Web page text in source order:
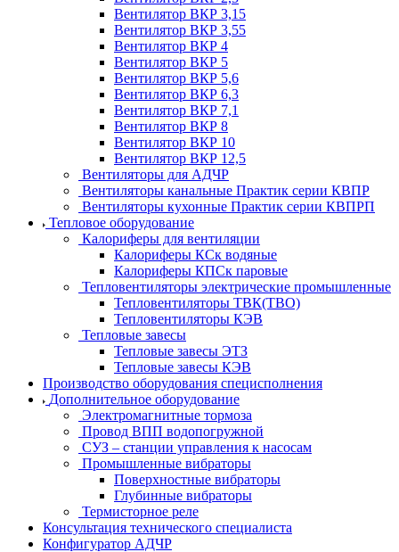
Вентилятор ВКР 3,15
Вентилятор ВКР 3,55
Вентилятор ВКР 4
Вентилятор ВКР 5
Вентилятор ВКР 5,6
Вентилятор ВКР 6,3
Вентилятор ВКР 7,1
Вентилятор ВКР 8
Вентилятор ВКР 10
Вентилятор ВКР 12,5
Вентиляторы для АДЧР
Вентиляторы канальные Практик серии КВПР
Вентиляторы кухонные Практик серии КВПРП
Тепловое оборудование
Калориферы для вентиляции
Калориферы КСк водяные
Калориферы КПСк паровые
Тепловентиляторы электрические промышленные
Тепловентиляторы ТВК(ТВО)
Тепловентиляторы КЭВ
Тепловые завесы
Тепловые завесы ЭТЗ
Тепловые завесы КЭВ
Производство оборудования специсполнения
Дополнительное оборудование
Электромагнитные тормоза
Провод ВПП водопогружной
СУЗ – станции управления к насосам
Промышленные вибраторы
Поверхностные вибраторы
Глубинные вибраторы
Термисторное реле
Консультация технического специалиста
Конфигуратор АДЧР